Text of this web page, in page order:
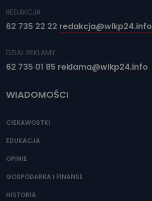
REDAKCJA
62 735 22 22 redakcja@wlkp24.info
DZIAŁ REKLAMY
62 735 01 85 reklama@wlkp24.info
WIADOMOŚCI
CIEKAWOSTKI
EDUKACJA
OPINIE
GOSPODARKA I FINANSE
HISTORIA